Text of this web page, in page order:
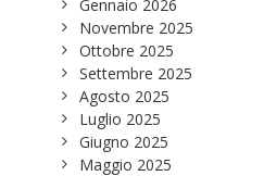
Gennaio 2026
Novembre 2025
Ottobre 2025
Settembre 2025
Agosto 2025
Luglio 2025
Giugno 2025
Maggio 2025